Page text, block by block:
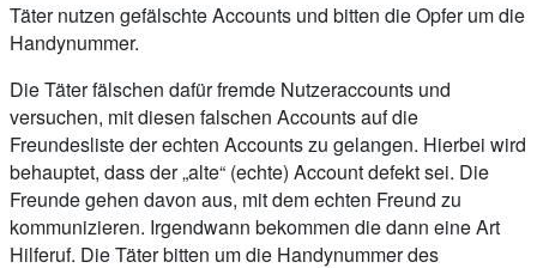
Täter nutzen gefälschte Accounts und bitten die Opfer um die
Handynummer.
Die Täter fälschen dafür fremde Nutzeraccounts und
versuchen, mit diesen falschen Accounts auf die
Freundesliste der echten Accounts zu gelangen. Hierbei wird
behauptet, dass der „alte“ (echte) Account defekt sei. Die
Freunde gehen davon aus, mit dem echten Freund zu
kommunizieren. Irgendwann bekommen die dann eine Art
Hilferuf. Die Täter bitten um die Handynummer des